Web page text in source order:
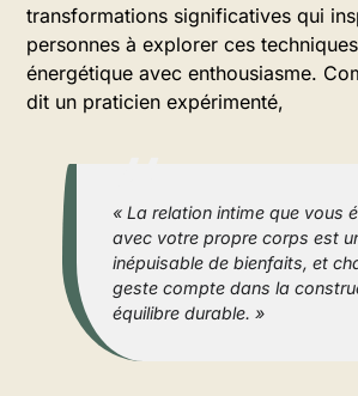
transformations significatives qui
personnes à explorer ces
énergétique avec enthousiasme.
dit un praticien expérimenté,
« La relation intime que vous
avec votre propre corps est
inépuisable de bienfaits, et
geste compte dans la
équilibre durable. »